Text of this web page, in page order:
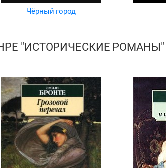
Чёрный город
"ИСТОРИЧЕСКИЕ РОМАНЫ"